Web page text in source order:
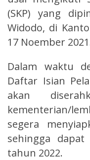
(SKP) yang
Widodo, di
17 Noember
Dalam waktu
Daftar Isian
akan
kementerian/
segera
sehingga dapat
tahun 2022.